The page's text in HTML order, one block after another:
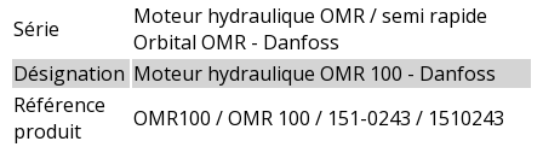
Série
Moteur hydraulique OMR / semi rapide
Orbital OMR - Danfoss
Désignation Moteur hydraulique OMR 100 - Danfoss
Référence
produit
OMR100 / OMR 100 / 151-0243 / 1510243